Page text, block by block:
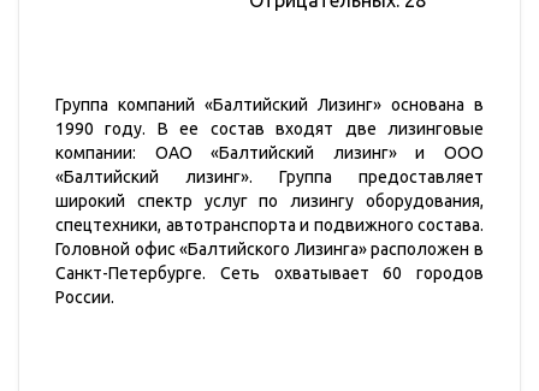
Группа компаний «Балтийский Лизинг» основана в
1990 году. В ее состав входят две лизинговые
компании: ОАО «Балтийский лизинг» и ООО
«Балтийский лизинг». Группа предоставляет
широкий спектр услуг по лизингу оборудования,
спецтехники, автотранспорта и подвижного состава.
Головной офис «Балтийского Лизинга» расположен в
Санкт-Петербурге. Сеть охватывает 60 городов
России.